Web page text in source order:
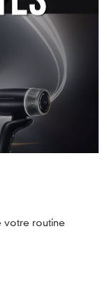
votre routine